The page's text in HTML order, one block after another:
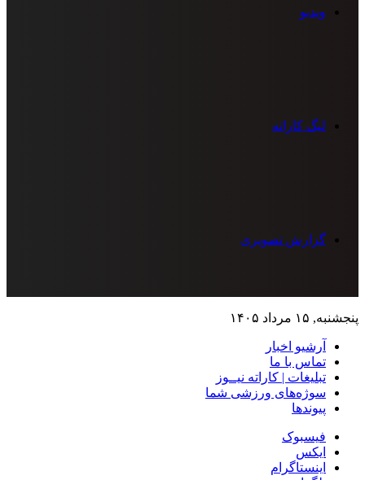
ویدیو
لیگ کاراته
گزارش تصویری
پنجشنبه, ۱۵ مرداد ۱۴۰۵
آرشیو اخبار
تماس‌ با‌ ما
تبلیغات | کاراته نیــوز
سوژه‌های ورزشی شما
پیوندها
فیسبوک
ایکس
اینستاگرام